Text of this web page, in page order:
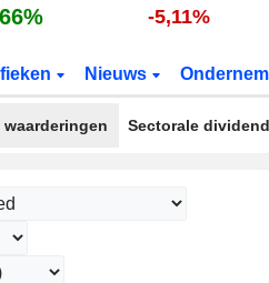
-5,11%
Nieuws
waarderingen Sectorale